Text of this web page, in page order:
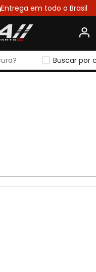
Entrega em todo o Brasil
Buscar por